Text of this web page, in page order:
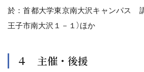
於：首都大学東京南大沢キャンパス
王子市南大沢１－１）ほか
４ 主催・後援